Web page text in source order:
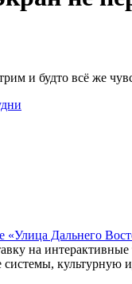
и будто всё же
«Улица Дальнего
на
культурную